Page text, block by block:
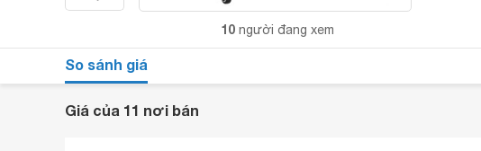
10 người đang xem
So sánh giá
Giá của 11 nơi bán